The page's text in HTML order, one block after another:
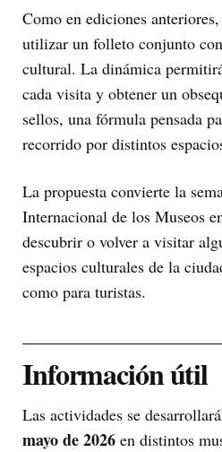
Como en ediciones
utilizar un folleto conjunto
cultural. La dinámica
cada visita y obtener un
sellos, una fórmula pensada
recorrido por distintos
La propuesta convierte la
Internacional de los Museos
descubrir o volver a visitar
espacios culturales de la
como para turistas.
Información útil
Las actividades se
mayo de 2026 en distintos